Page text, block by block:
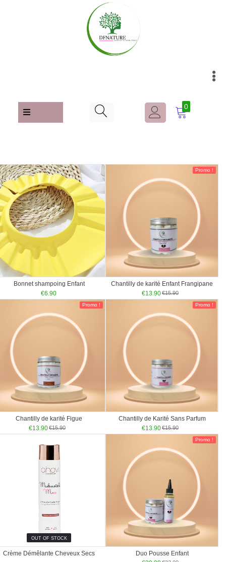
0
Bonnet shampoing Enfant
€6.90
Promo !
Chantilly de karité Enfant Frangipane
€15.90
€13.90
Promo !
Chantilly de karité Figue
€15.90
€13.90
Promo !
Chantilly de Karité Sans Parfum
€15.90
€13.90
OUT OF STOCK
Crème Démêlante Cheveux Secs
Promo !
Duo Pousse Enfant